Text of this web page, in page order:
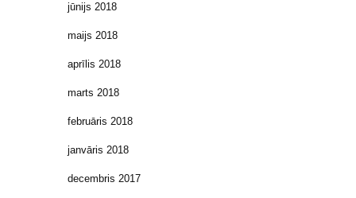
jūnijs 2018
maijs 2018
aprīlis 2018
marts 2018
februāris 2018
janvāris 2018
decembris 2017